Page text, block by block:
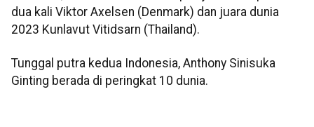
dua kali Viktor Axelsen (Denmark) dan juara dunia
2023 Kunlavut Vitidsarn (Thailand).
Tunggal putra kedua Indonesia, Anthony Sinisuka
Ginting berada di peringkat 10 dunia.